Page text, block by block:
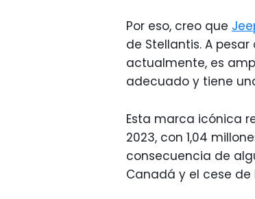
Por eso, creo que
de Stellantis. A
actualmente, es
adecuado y tiene
Esta marca icónica
2023, con 1,04
consecuencia de
Canadá y el cese